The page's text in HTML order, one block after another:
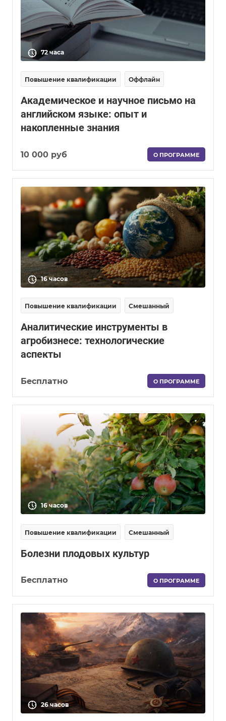
72 часа
Повышение квалификации Оффлайн
Академическое и научное письмо на
английском языке: опыт и
накопленные знания
10 000 руб О ПРОГРАММЕ
16 часов
Повышение квалификации Смешанный
Аналитические инструменты в
агробизнесе: технологические
аспекты
Бесплатно О ПРОГРАММЕ
16 часов
Повышение квалификации Смешанный
Болезни плодовых культур
Бесплатно О ПРОГРАММЕ
26 часов